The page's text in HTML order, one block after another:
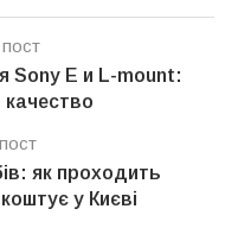
Sony E и L-mount:
качество
як проходить
у Києві